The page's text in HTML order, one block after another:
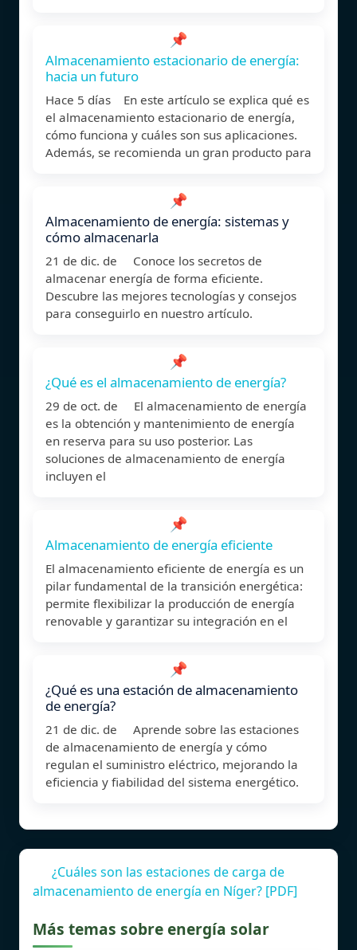
📌
Almacenamiento estacionario de energía:
hacia un futuro
Hace 5 días En este artículo se explica qué es
el almacenamiento estacionario de energía,
cómo funciona y cuáles son sus aplicaciones.
Además, se recomienda un gran producto para
📌
Almacenamiento de energía: sistemas y
cómo almacenarla
21 de dic. de Conoce los secretos de
almacenar energía de forma eficiente.
Descubre las mejores tecnologías y consejos
para conseguirlo en nuestro artículo.
📌
¿Qué es el almacenamiento de energía?
29 de oct. de El almacenamiento de energía
es la obtención y mantenimiento de energía
en reserva para su uso posterior. Las
soluciones de almacenamiento de energía
incluyen el
📌
Almacenamiento de energía eficiente
El almacenamiento eficiente de energía es un
pilar fundamental de la transición energética:
permite flexibilizar la producción de energía
renovable y garantizar su integración en el
📌
¿Qué es una estación de almacenamiento
de energía?
21 de dic. de Aprende sobre las estaciones
de almacenamiento de energía y cómo
regulan el suministro eléctrico, mejorando la
eficiencia y fiabilidad del sistema energético.
¿Cuáles son las estaciones de carga de
almacenamiento de energía en Níger? [PDF]
Más temas sobre energía solar